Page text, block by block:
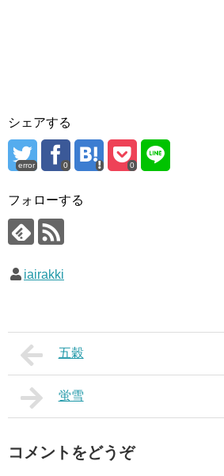
シェアする
error 0 0
フォローする
iairakki
五穀
蛍雪
コメントをどうぞ